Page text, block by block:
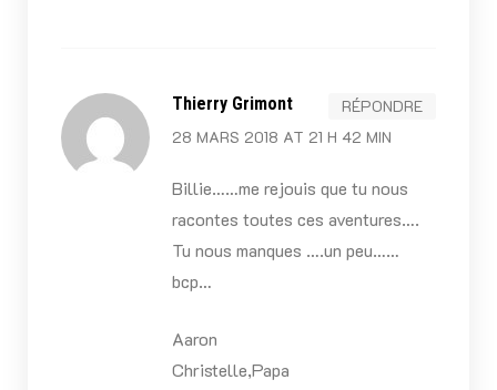
Thierry Grimont
28 MARS 2018 AT 21 H 42 MIN
RÉPONDRE
Billie……me rejouis que tu nous
racontes toutes ces aventures….
Tu nous manques ….un peu……
bcp…
Aaron
Christelle,Papa